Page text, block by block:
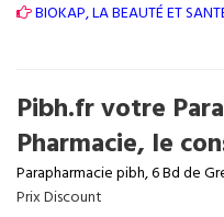
BIOKAP, LA BEAUTÉ ET
Pibh.fr votre
Pharmacie, le
Parapharmacie pibh, 6 Bd de
Prix Discount